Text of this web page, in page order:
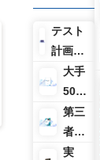
テスト
計画プ
ロセス
／テン
プレー
ト
（29119
大手
50サ
イト
の診
断結
第三
者検
証の
実